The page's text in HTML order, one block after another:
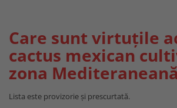
Care sunt virtuțile
cactus mexican
zona
Lista este provizorie și prescurtată.